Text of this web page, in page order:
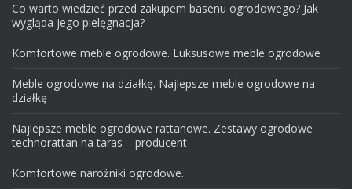
Co warto wiedzieć przed zakupem basenu ogrodowego? Jak
wygląda jego pielęgnacja?
Komfortowe meble ogrodowe. Luksusowe meble ogrodowe
Meble ogrodowe na działkę. Najlepsze meble ogrodowe na
działkę
Najlepsze meble ogrodowe rattanowe. Zestawy ogrodowe
technorattan na taras – producent
Komfortowe narożniki ogrodowe.